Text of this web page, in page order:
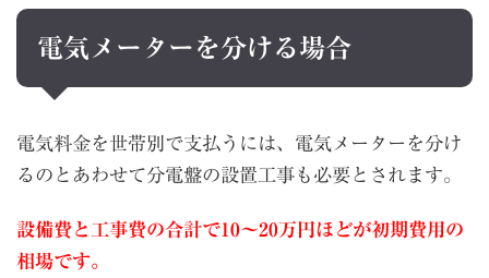
電気メーターを分ける場合
電気料金を世帯別で支払うには、電気メーターを分け
るのとあわせて分電盤の設置工事も必要とされます。
設備費と工事費の合計で10〜20万円ほどが初期費用の
相場です。